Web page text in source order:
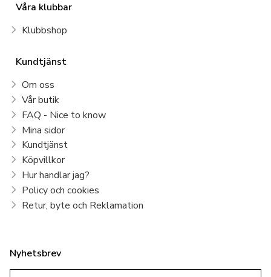
Våra klubbar
Klubbshop
Kundtjänst
Om oss
Vår butik
FAQ - Nice to know
Mina sidor
Kundtjänst
Köpvillkor
Hur handlar jag?
Policy och cookies
Retur, byte och Reklamation
Nyhetsbrev